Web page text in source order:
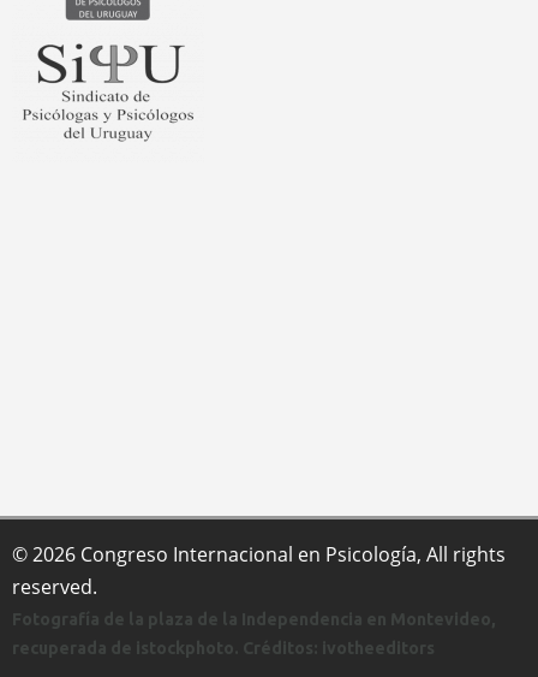
© 2026 Congreso Internacional en Psicología, All rights
reserved.
Fotografía de la plaza de la Independencia en Montevideo,
recuperada de istockphoto. Créditos: ivotheeditors